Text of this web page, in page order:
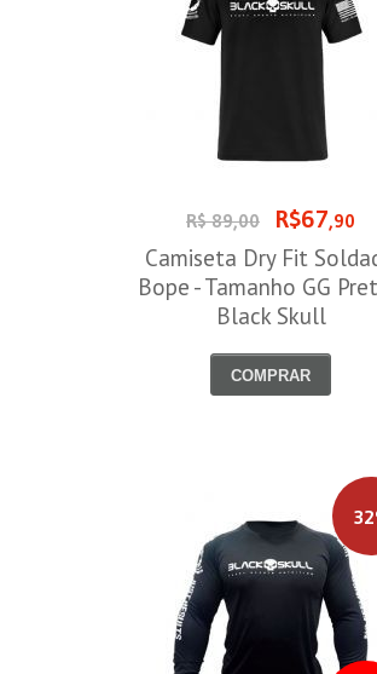
R$ 89,00 R$67,90
Camiseta Dry Fit
Bope - Tamanho GG
Black Skull
COMPRAR